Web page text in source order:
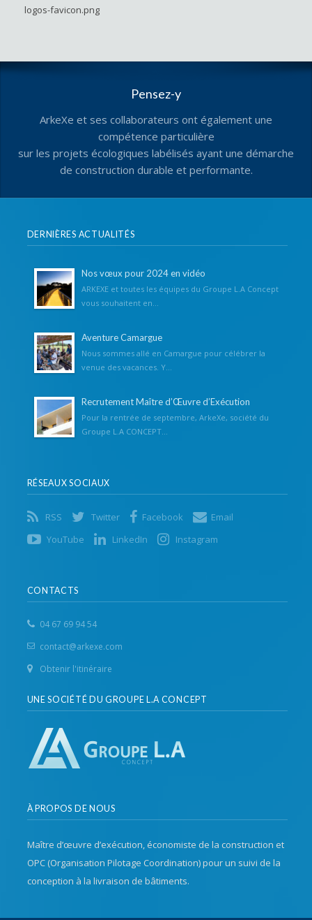
logos-favicon.png
Pensez-y
ArkeXe et ses collaborateurs ont également une
compétence particulière
sur les projets écologiques labélisés ayant une démarche
de construction durable et performante.
DERNIÈRES ACTUALITÉS
Nos vœux pour 2024 en vidéo
ARKEXE et toutes les équipes du Groupe L.A Concept
vous souhaitent en...
Aventure Camargue
Nous sommes allé en Camargue pour célébrer la
venue des vacances. Y...
Recrutement Maître d’Œuvre d’Exécution
Pour la rentrée de septembre, ArkeXe, société du
Groupe L.A CONCEPT...
RÉSEAUX SOCIAUX
RSS Twitter Facebook
Email
YouTube
LinkedIn Instagram
CONTACTS
04 67 69 94 54
contact@arkexe.com
Obtenir l'itinéraire
UNE SOCIÉTÉ DU GROUPE L.A CONCEPT
À PROPOS DE NOUS
Maître d’œuvre d’exécution, économiste de la construction et
OPC (Organisation Pilotage Coordination) pour un suivi de la
conception à la livraison de bâtiments.